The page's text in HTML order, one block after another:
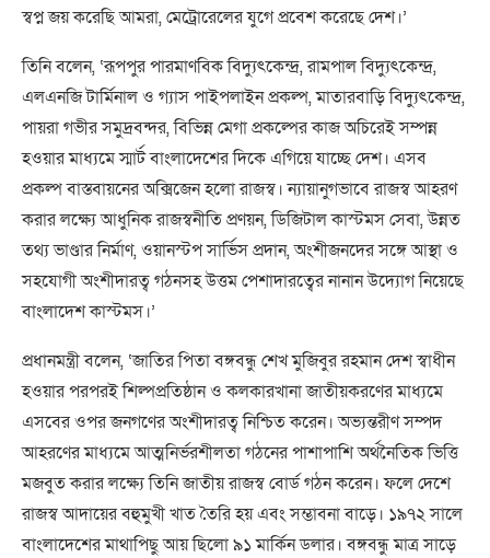
স্বপ্ন জয় করেছি আমরা, মেট্রোরেলের যুগে প্রবেশ করেছে দেশ।’
তিনি বলেন, ‘রূপপুর পারমাণবিক বিদ্যুৎকেন্দ্র, রামপাল বিদ্যুৎকেন্দ্র,
এলএনজি টার্মিনাল ও গ্যাস পাইপলাইন প্রকল্প, মাতারবাড়ি বিদ্যুৎকেন্দ্র,
পায়রা গভীর সমুদ্রবন্দর, বিভিন্ন মেগা প্রকল্পের কাজ অচিরেই সম্পন্ন
হওয়ার মাধ্যমে স্মার্ট বাংলাদেশের দিকে এগিয়ে যাচ্ছে দেশ। এসব
প্রকল্প বাস্তবায়নের অক্সিজেন হলো রাজস্ব। ন্যায়ানুগভাবে রাজস্ব আহরণ
করার লক্ষ্যে আধুনিক রাজস্বনীতি প্রণয়ন, ডিজিটাল কাস্টমস সেবা, উন্নত
তথ্য ভাণ্ডার নির্মাণ, ওয়ানস্টপ সার্ভিস প্রদান, অংশীজনদের সঙ্গে আস্থা ও
সহযোগী অংশীদারত্ব গঠনসহ উত্তম পেশাদারত্বের নানান উদ্যোগ নিয়েছে
বাংলাদেশ কাস্টমস।’
প্রধানমন্ত্রী বলেন, ‘জাতির পিতা বঙ্গবন্ধু শেখ মুজিবুর রহমান দেশ স্বাধীন
হওয়ার পরপরই শিল্পপ্রতিষ্ঠান ও কলকারখানা জাতীয়করণের মাধ্যমে
এসবের ওপর জনগণের অংশীদারত্ব নিশ্চিত করেন। অভ্যন্তরীণ সম্পদ
আহরণের মাধ্যমে আত্মনির্ভরশীলতা গঠনের পাশাপাশি অর্থনৈতিক ভিত্তি
মজবুত করার লক্ষ্যে তিনি জাতীয় রাজস্ব বোর্ড গঠন করেন। ফলে দেশে
রাজস্ব আদায়ের বহুমুখী খাত তৈরি হয় এবং সম্ভাবনা বাড়ে। ১৯৭২ সালে
বাংলাদেশের মাথাপিছু আয় ছিলো ৯১ মার্কিন ডলার। বঙ্গবন্ধু মাত্র সাড়ে